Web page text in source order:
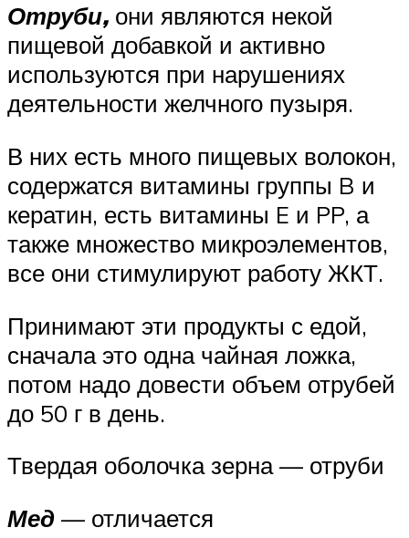
Отруби, они являются некой
пищевой добавкой и активно
используются при нарушениях
деятельности желчного пузыря.
В них есть много пищевых волокон,
содержатся витамины группы B и
кератин, есть витамины E и PP, а
также множество микроэлементов,
все они стимулируют работу ЖКТ.
Принимают эти продукты с едой,
сначала это одна чайная ложка,
потом надо довести объем отрубей
до 50 г в день.
Твердая оболочка зерна — отруби
Мед — отличается